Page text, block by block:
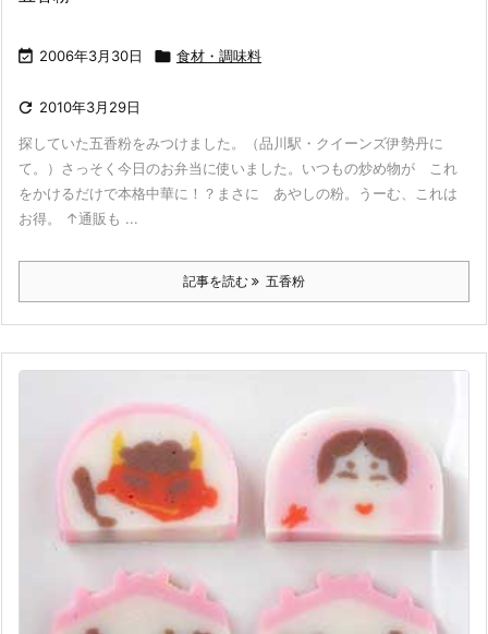
 2006年3月30日  食材・調味料
 2010年3月29日
探していた五香粉をみつけました。（品川駅・クイーンズ伊勢丹に
て。）さっそく今日のお弁当に使いました。いつもの炒め物が これ
をかけるだけで本格中華に！？まさに あやしの粉。うーむ、これは
お得。 ↑通販も ...
記事を読む 五香粉